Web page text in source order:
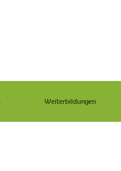
Weiterbildungen